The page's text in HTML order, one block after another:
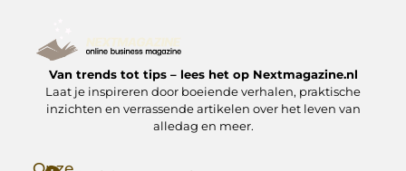
Van trends tot tips – lees het op Nextmagazine.nl
Laat je inspireren door boeiende verhalen, praktische
inzichten en verrassende artikelen over het leven van
alledag en meer.